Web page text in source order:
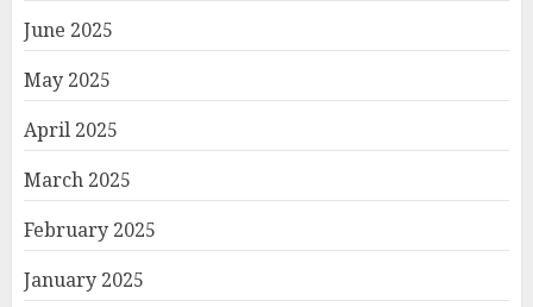
June 2025
May 2025
April 2025
March 2025
February 2025
January 2025